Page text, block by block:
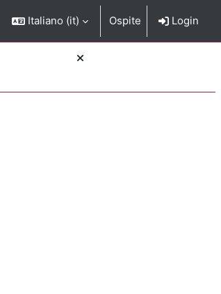
Italiano ‎(it)‎ Ospite Login